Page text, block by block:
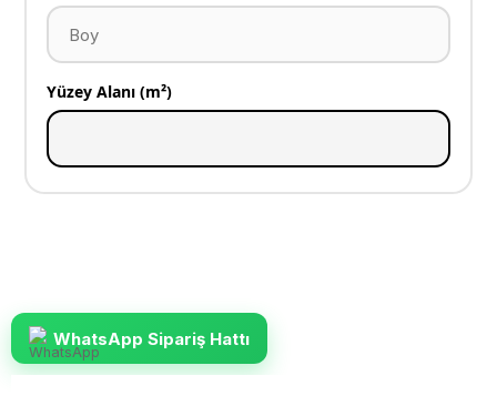
Yüzey Alanı (m²)
WhatsApp Sipariş Hattı